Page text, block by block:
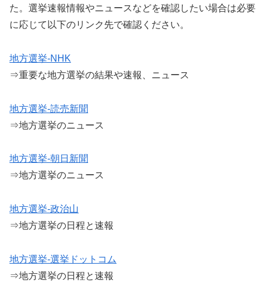
た。選挙速報情報やニュースなどを確認したい場合は必要
に応じて以下のリンク先で確認ください。
地方選挙-NHK
⇒重要な地方選挙の結果や速報、ニュース
地方選挙-読売新聞
⇒地方選挙のニュース
地方選挙-朝日新聞
⇒地方選挙のニュース
地方選挙-政治山
⇒地方選挙の日程と速報
地方選挙-選挙ドットコム
⇒地方選挙の日程と速報